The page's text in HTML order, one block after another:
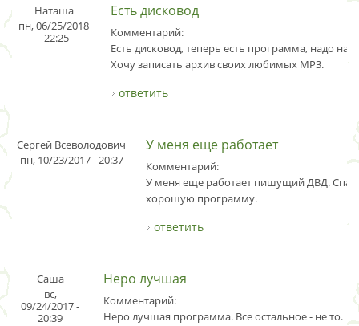
Наташа
пн, 06/25/2018
- 22:25
Есть дисковод
Комментарий:
Есть дисковод, теперь есть программа, надо
Хочу записать архив своих любимых MP3.
ответить
Сергей Всеволодович
пн, 10/23/2017 - 20:37
У меня еще работает
Комментарий:
У меня еще работает пишущий ДВД.
хорошую программу.
ответить
Саша
вс,
09/24/2017 -
20:39
Неро лучшая
Комментарий:
Неро лучшая программа. Все остальное - не то.